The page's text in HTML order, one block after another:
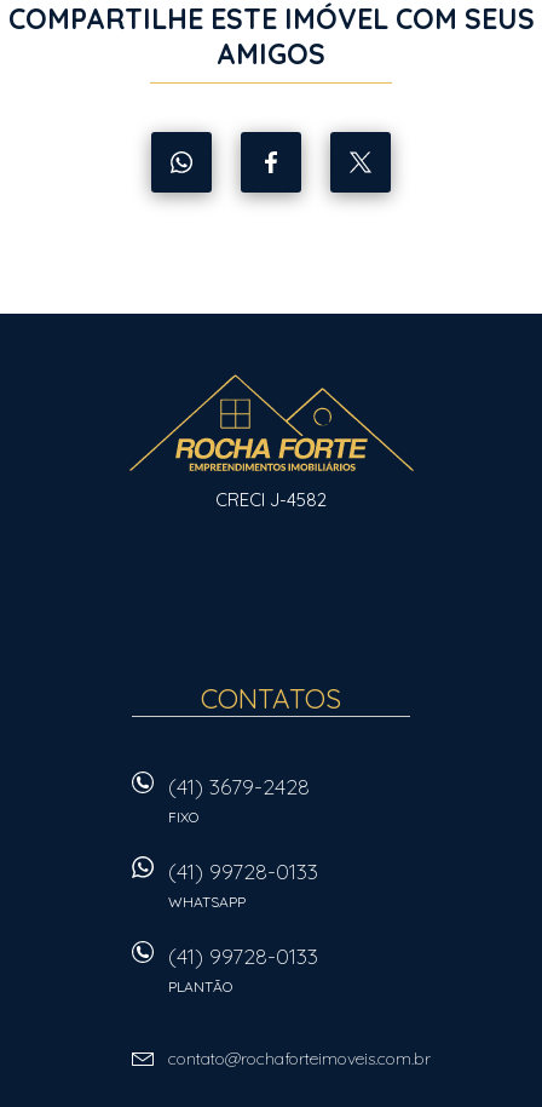
COMPARTILHE ESTE IMÓVEL COM SEUS
AMIGOS
CRECI J-4582
CONTATOS
(41) 3679-2428
FIXO
(41) 99728-0133
WHATSAPP
(41) 99728-0133
PLANTÃO
contato@rochaforteimoveis.com.br